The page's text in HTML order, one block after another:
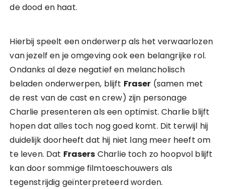
de dood en haat.
Hierbij speelt een onderwerp als het verwaarlozen
van jezelf en je omgeving ook een belangrijke rol.
Ondanks al deze negatief en melancholisch
beladen onderwerpen, blijft Fraser (samen met
de rest van de cast en crew) zijn personage
Charlie presenteren als een optimist. Charlie blijft
hopen dat alles toch nog goed komt. Dit terwijl hij
duidelijk doorheeft dat hij niet lang meer heeft om
te leven. Dat Frasers Charlie toch zo hoopvol blijft
kan door sommige filmtoeschouwers als
tegenstrijdig geïnterpreteerd worden.